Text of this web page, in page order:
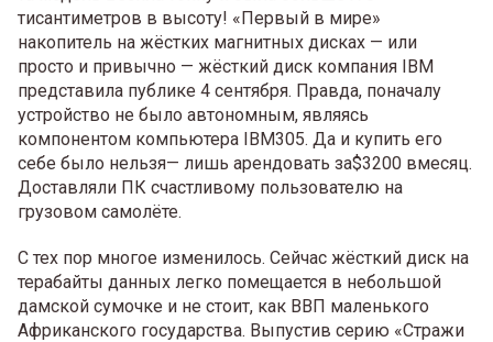
тисантиметров в высоту! «Первый в мире»
накопитель на жёстких магнитных дисках — или
просто и привычно — жёсткий диск компания IBM
представила публике 4 сентября. Правда, поначалу
устройство не было автономным, являясь
компонентом компьютера IBM305. Да и купить его
себе было нельзя— лишь арендовать за$3200 вмесяц.
Доставляли ПК счастливому пользователю на
грузовом самолёте.
С тех пор многое изменилось. Сейчас жёсткий диск на
терабайты данных легко помещается в небольшой
дамской сумочке и не стоит, как ВВП маленького
Африканского государства. Выпустив серию «Стражи